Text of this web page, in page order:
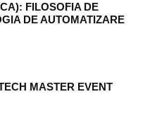
FILOSOFIA DE
DE AUTOMATIZARE
MASTER EVENT